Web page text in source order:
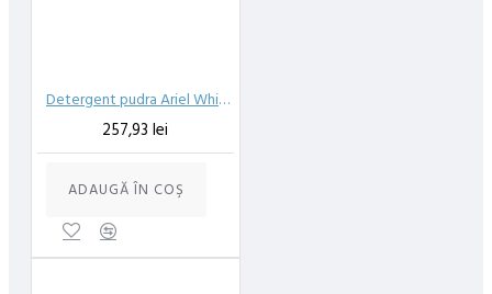
Detergent pudra Ariel White Colors 13kg 130 spalari
257,93 lei
ADAUGĂ ÎN COŞ